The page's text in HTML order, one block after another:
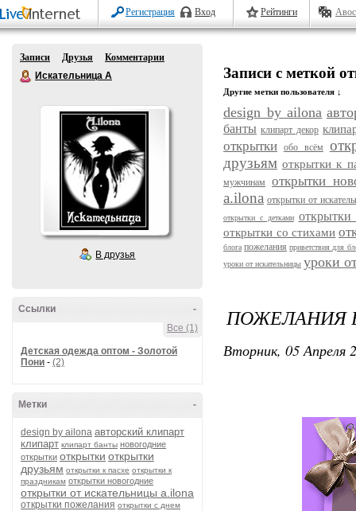
Регистрация Вход Рейтинги
Записи Друзья
Комментарии
Искательница А
В друзья
-
Ссылки
Все (1)
Детская одежда оптом - Золотой
Пони - (2)
-
Метки
design by ailona авторский клипарт
клипарт клипарт банты новогодние
открытки открытки открытки
друзьям открытки к пасхе открытки к
праздникам открытки новогодние
открытки от искательницы a.ilona
открытки пожелания открытки с днем
Записи с меткой
Другие метки пользователя ↓
design by ailona
банты клипарт декор
открытки обо всём
друзьям открытки к
мужчинам открытки
a.ilona открытки от
открытки с детками
открытки со стихами
блога пожелания приветствия для
уроки от искательницы уроки
ПОЖЕЛАНИЯ
Вторник, 05 Апреля